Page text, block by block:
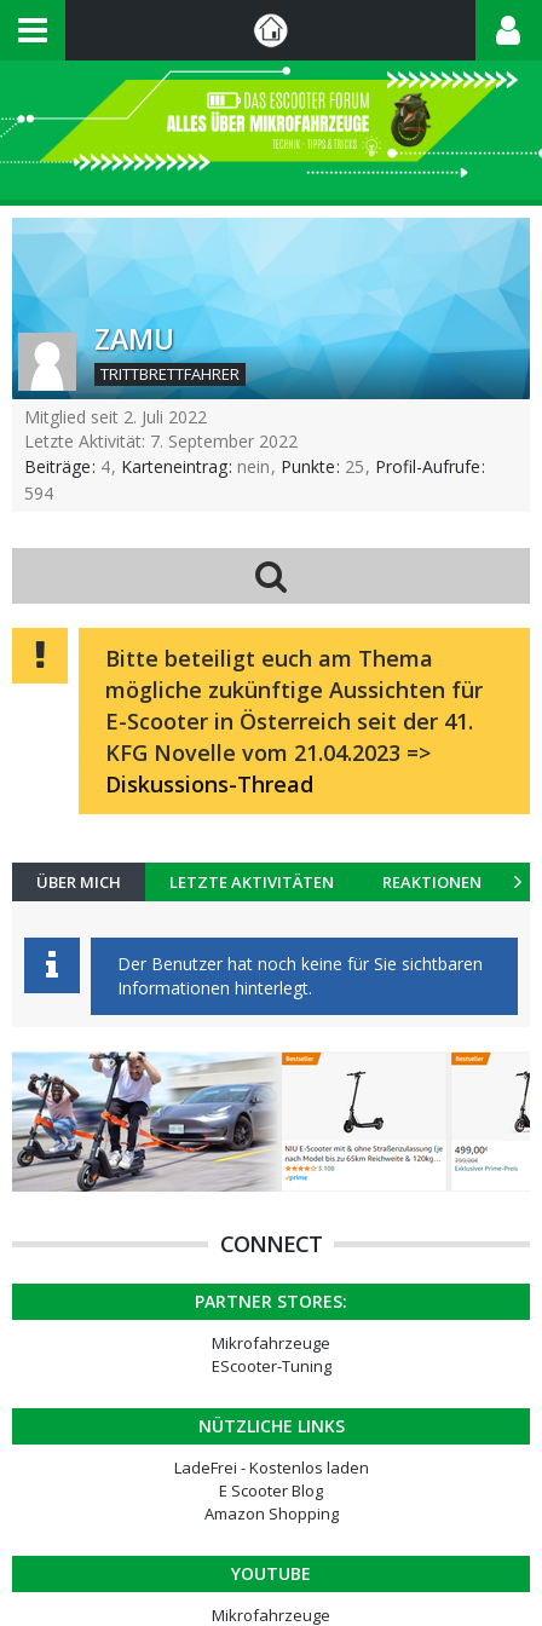
ZAMU
TRITTBRETTFAHRER
Mitglied seit 2. Juli 2022
Letzte Aktivität: 7. September 2022
Beiträge 4 Karteneintrag nein Punkte 25 Profil-Aufrufe
594
Bitte beteiligt euch am Thema
mögliche zukünftige Aussichten für
E-Scooter in Österreich seit der 41.
KFG Novelle vom 21.04.2023 =>
Diskussions-Thread
ÜBER MICH LETZTE AKTIVITÄTEN REAKTIONEN
Der Benutzer hat noch keine für Sie sichtbaren
Informationen hinterlegt.
CONNECT
PARTNER STORES:
Mikrofahrzeuge
EScooter-Tuning
NÜTZLICHE LINKS
LadeFrei - Kostenlos laden
E Scooter Blog
Amazon Shopping
YOUTUBE
Mikrofahrzeuge